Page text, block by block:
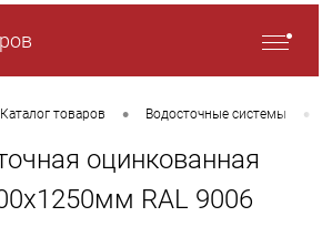
Каталог товаров • Водосточные системы •
оцинкованная
RAL 9006